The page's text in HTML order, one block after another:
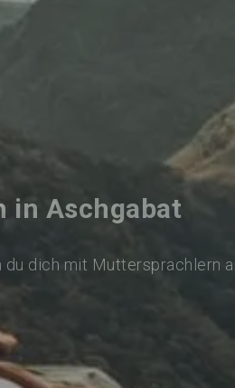
in Aschgabat
dich mit Muttersprachlern